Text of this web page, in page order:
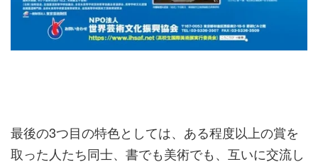
最後の3つ目の特色としては、ある程度以上の賞を
取った人たち同士、書でも美術でも、互いに交流し